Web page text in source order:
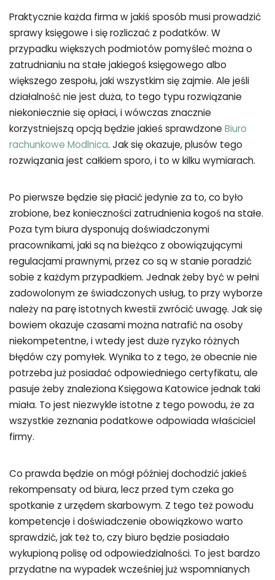
Praktycznie każda firma w jakiś sposób musi prowadzić
sprawy księgowe i się rozliczać z podatków. W
przypadku większych podmiotów pomyśleć można o
zatrudnianiu na stałe jakiegoś księgowego albo
większego zespołu, jaki wszystkim się zajmie. Ale jeśli
działalność nie jest duża, to tego typu rozwiązanie
niekoniecznie się opłaci, i wówczas znacznie
korzystniejszą opcją będzie jakieś sprawdzone Biuro
rachunkowe Modlnica. Jak się okazuje, plusów tego
rozwiązania jest całkiem sporo, i to w kilku wymiarach.
Po pierwsze będzie się płacić jedynie za to, co było
zrobione, bez konieczności zatrudnienia kogoś na stałe.
Poza tym biura dysponują doświadczonymi
pracownikami, jaki są na bieżąco z obowiązującymi
regulacjami prawnymi, przez co są w stanie poradzić
sobie z każdym przypadkiem. Jednak żeby być w pełni
zadowolonym ze świadczonych usług, to przy wyborze
należy na parę istotnych kwestii zwrócić uwagę. Jak się
bowiem okazuje czasami można natrafić na osoby
niekompetentne, i wtedy jest duże ryzyko różnych
błędów czy pomyłek. Wynika to z tego, że obecnie nie
potrzeba już posiadać odpowiedniego certyfikatu, ale
pasuje żeby znaleziona Księgowa Katowice jednak taki
miała. To jest niezwykle istotne z tego powodu, że za
wszystkie zeznania podatkowe odpowiada właściciel
firmy.
Co prawda będzie on mógł później dochodzić jakieś
rekompensaty od biura, lecz przed tym czeka go
spotkanie z urzędem skarbowym. Z tego też powodu
kompetencje i doświadczenie obowiązkowo warto
sprawdzić, jak też to, czy biuro będzie posiadało
wykupioną polisę od odpowiedzialności. To jest bardzo
przydatne na wypadek wcześniej już wspomnianych